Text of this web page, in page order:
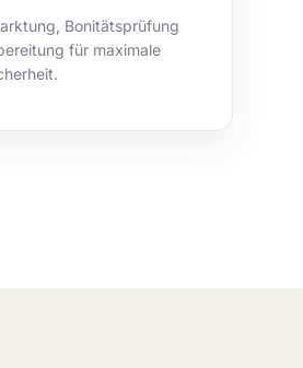
Bonitätsprüfung
für maximale